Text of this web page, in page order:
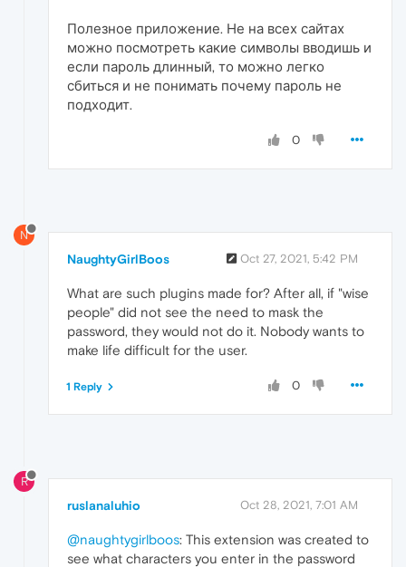
Полезное приложение. Не на всех сайтах
можно посмотреть какие символы вводишь и
если пароль длинный, то можно легко
сбиться и не понимать почему пароль не
подходит.
0
N
NaughtyGirlBoos Oct 27, 2021, 5:42 PM
What are such plugins made for? After all, if "wise
people" did not see the need to mask the
password, they would not do it. Nobody wants to
make life difficult for the user.
0
1 Reply
R
ruslanaluhio Oct 28, 2021, 7:01 AM
@naughtygirlboos: This extension was created to
see what characters you enter in the password